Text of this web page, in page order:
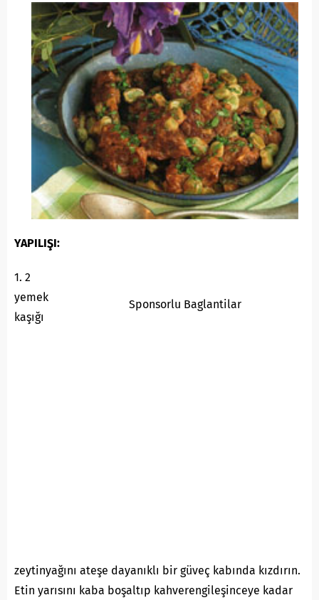
YAPILIŞI:
Sponsorlu Baglantilar
1. 2
yemek
kaşığı
zeytinyağını ateşe dayanıklı bir güveç kabında kızdırın.
Etin yarısını kaba boşaltıp kahverengileşinceye kadar